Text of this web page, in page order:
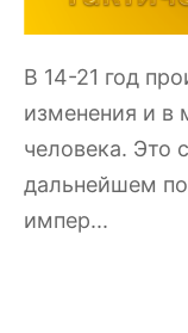
В 14-21 год
изменения и в
человека. Это
дальнейшем
импер...